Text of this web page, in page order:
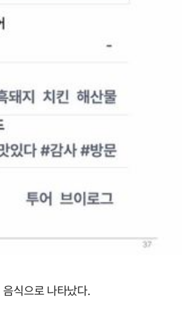
식으로 나타났다.